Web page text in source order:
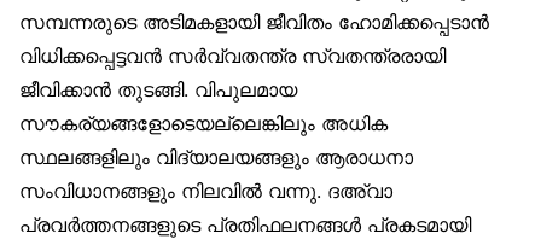
സമ്പന്നരുടെ അടിമകളായി ജീവിതം ഹോമിക്കപ്പെടാൻ
വിധിക്കപ്പെട്ടവൻ സർവ്വതന്ത്ര സ്വതന്ത്രരായി
ജീവിക്കാൻ തുടങ്ങി. വിപുലമായ
സൗകര്യങ്ങളോടെയല്ലെങ്കിലും അധിക
സ്ഥലങ്ങളിലും വിദ്യാലയങ്ങളും ആരാധനാ
സംവിധാനങ്ങളും നിലവിൽ വന്നു. ദഅ്‌വാ
പ്രവർത്തനങ്ങളുടെ പ്രതിഫലനങ്ങൾ പ്രകടമായി